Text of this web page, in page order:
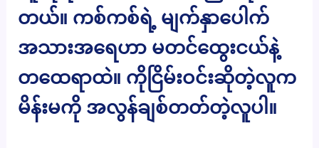
တယ်။ ကစ်ကစ်ရဲ့ မျက်နှာပေါက်
အသားအရေဟာ မတင်ထွေးငယ်နဲ့
တထေရာထဲ။ ကိုငြိမ်းဝင်းဆိုတဲ့လူက
မိန်းမကို အလွန်ချစ်တတ်တဲ့လူပါ။